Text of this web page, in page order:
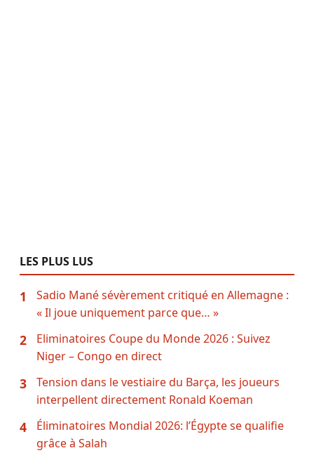
LES PLUS LUS
1
Sadio Mané sévèrement critiqué en Allemagne :
« Il joue uniquement parce que… »
2
Eliminatoires Coupe du Monde 2026 : Suivez
Niger – Congo en direct
3
Tension dans le vestiaire du Barça, les joueurs
interpellent directement Ronald Koeman
4
Éliminatoires Mondial 2026: l’Égypte se qualifie
grâce à Salah